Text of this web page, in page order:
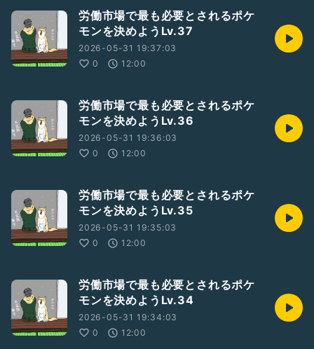
労働市場で最も必要とされるポケ
モンを決めようLv.37
2026-05-31 19:37:03
0
12:00
労働市場で最も必要とされるポケ
モンを決めようLv.36
2026-05-31 19:36:03
0
12:00
労働市場で最も必要とされるポケ
モンを決めようLv.35
2026-05-31 19:35:03
0
12:00
労働市場で最も必要とされるポケ
モンを決めようLv.34
2026-05-31 19:34:03
0
12:00